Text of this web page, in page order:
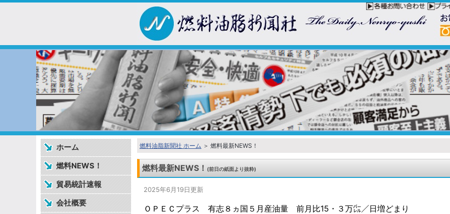
ホーム
燃料NEWS！
貿易統計速報
会社概要
燃料油脂新聞社 ホーム ＞ 燃料最新NEWS！
燃料最新NEWS！ (前日の紙面より抜粋)
2025年6月19日更新
ＯＰＥＣプラス 有志８ヵ国５月産油量 前月比15・３万㌭／日増どまり